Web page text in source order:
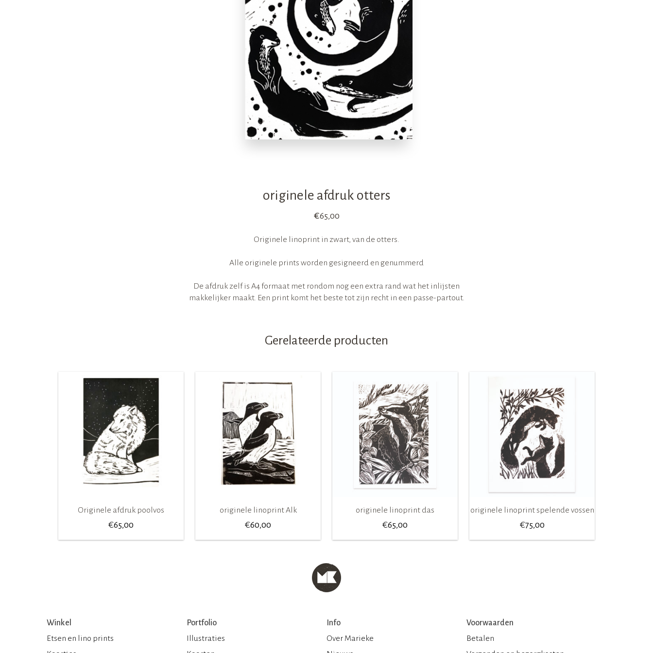
originele afdruk otters
€65,00
Originele linoprint in zwart, van de otters.
Alle originele prints worden gesigneerd en genummerd
De afdruk zelf is A4 formaat met rondom nog een extra rand wat het inlijsten
makkelijker maakt. Een print komt het beste tot zijn recht in een passe-partout.
Gerelateerde producten
Originele afdruk poolvos
€65,00
originele linoprint Alk
€60,00
originele linoprint das
€65,00
originele linoprint spelende vossen
€75,00
Winkel
Etsen en lino prints
Portfolio
Illustraties
Info
Over Marieke
Voorwaarden
Betalen